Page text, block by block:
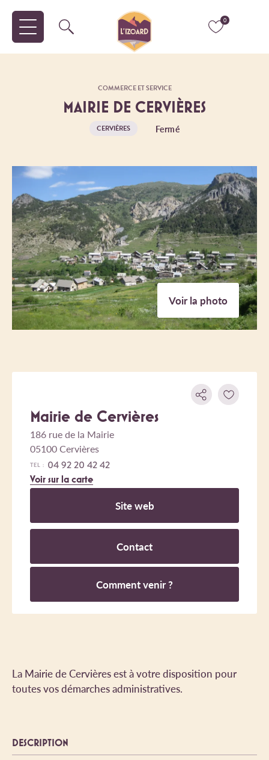
0
COMMERCE ET SERVICE
MAIRIE DE CERVIÈRES
CERVIÈRES Fermé
Voir la photo
La Mairie de Cervières est à votre disposition pour
toutes vos démarches administratives.
DESCRIPTION
Mairie de Cervières
186 rue de la Mairie
05100 Cervières
TEL : 04 92 20 42 42
Voir sur la carte
Site web
Contact
Comment venir ?